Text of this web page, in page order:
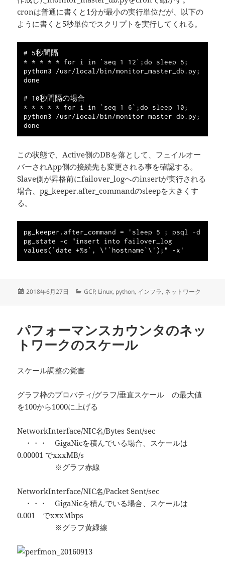
cronは普通に書くと1分が最小の実行単位だが、以下の
ように書くと5秒単位でスクリプトを実行してくれる。
# 5秒間隔
* * * * * for i in `seq 1 12`;do sleep 5;
python3 /usr/local/bin/monitor_master_db.py;
done
# 10秒間隔の場合
* * * * * for i in `seq 1 6`;do sleep 10;
python3 /usr/local/bin/monitor_master_db.py;
この状態で、Active側のDBを落として、フェイルオー
バーされApp側の接続先も変更される事を確認する。
Slave側が昇格前にfailover_logへのinsertが実行される
場合、pg_keeper.after_commandのsleepを大きくす
る。
pg_keeper.after_command = 'sleep 5 ; psql -d
pg_state -c "insert into failover_log
投
2018年6月27日
カ
ー
GCP, Linux, python, インフラ, ネットワーク
パフォーマンスカウンタのネッ
トワークのスケール
スケール調整の覚書
グラフ枠のプロパティ/グラフ/垂直スケール の最大値
を100から1000に上げる
NetworkInterface/NIC名/Bytes Sent/sec
・・・ GigaNicを積んでいる場合、スケールは
0.00001 でxxxMB/s
※グラフ赤線
NetworkInterface/NIC名/Packet Sent/sec
・・・ GigaNicを積んでいる場合、スケールは
0.001 でxxxMbps
※グラフ黄緑線